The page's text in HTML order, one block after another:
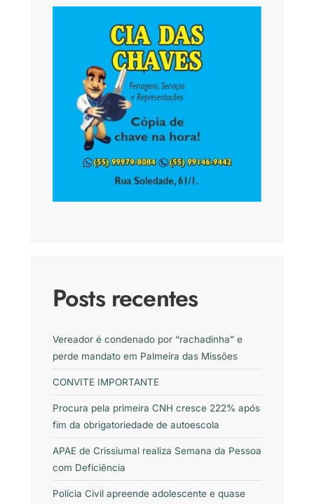
Posts recentes
Vereador é condenado por “rachadinha” e
perde mandato em Palmeira das Missões
CONVITE IMPORTANTE
Procura pela primeira CNH cresce 222% após
fim da obrigatoriedade de autoescola
APAE de Crissiumal realiza Semana da Pessoa
com Deficiência
Polícia Civil apreende adolescente e quase